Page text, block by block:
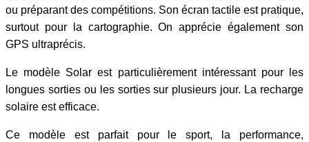
ou préparant des compétitions. Son écran tactile est pratique,
surtout pour la cartographie. On apprécie également son
GPS ultraprécis.
Le modèle Solar est particulièrement intéressant pour les
longues sorties ou les sorties sur plusieurs jour. La recharge
solaire est efficace.
Ce modèle est parfait pour le sport, la performance,